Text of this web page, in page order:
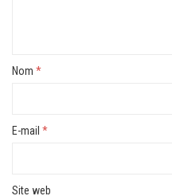
Nom *
E-mail *
Site web